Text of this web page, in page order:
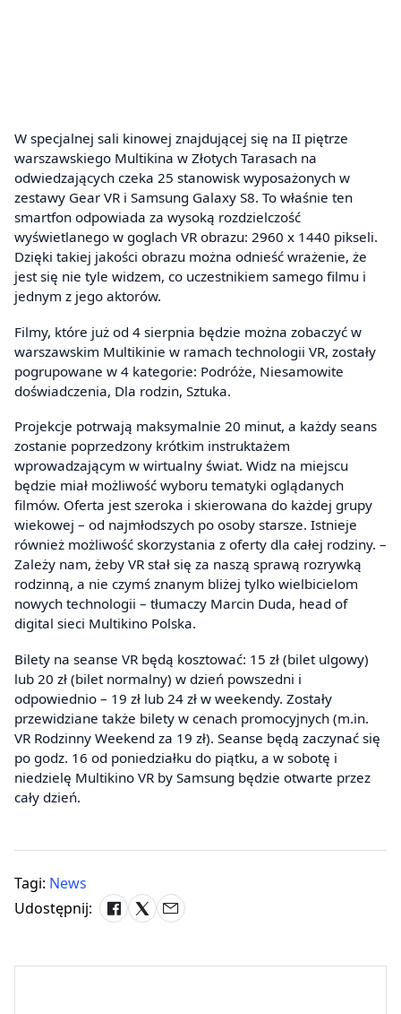
W specjalnej sali kinowej znajdującej się na II piętrze
warszawskiego Multikina w Złotych Tarasach na
odwiedzających czeka 25 stanowisk wyposażonych w
zestawy Gear VR i Samsung Galaxy S8. To właśnie ten
smartfon odpowiada za wysoką rozdzielczość
wyświetlanego w goglach VR obrazu: 2960 x 1440 pikseli.
Dzięki takiej jakości obrazu można odnieść wrażenie, że
jest się nie tyle widzem, co uczestnikiem samego filmu i
jednym z jego aktorów.
Filmy, które już od 4 sierpnia będzie można zobaczyć w
warszawskim Multikinie w ramach technologii VR, zostały
pogrupowane w 4 kategorie: Podróże, Niesamowite
doświadczenia, Dla rodzin, Sztuka.
Projekcje potrwają maksymalnie 20 minut, a każdy seans
zostanie poprzedzony krótkim instruktażem
wprowadzającym w wirtualny świat. Widz na miejscu
będzie miał możliwość wyboru tematyki oglądanych
filmów. Oferta jest szeroka i skierowana do każdej grupy
wiekowej – od najmłodszych po osoby starsze. Istnieje
również możliwość skorzystania z oferty dla całej rodziny. –
Zależy nam, żeby VR stał się za naszą sprawą rozrywką
rodzinną, a nie czymś znanym bliżej tylko wielbicielom
nowych technologii – tłumaczy Marcin Duda, head of
digital sieci Multikino Polska.
Bilety na seanse VR będą kosztować: 15 zł (bilet ulgowy)
lub 20 zł (bilet normalny) w dzień powszedni i
odpowiednio – 19 zł lub 24 zł w weekendy. Zostały
przewidziane także bilety w cenach promocyjnych (m.in.
VR Rodzinny Weekend za 19 zł). Seanse będą zaczynać się
po godz. 16 od poniedziałku do piątku, a w sobotę i
niedzielę Multikino VR by Samsung będzie otwarte przez
cały dzień.
Tagi: News
Udostępnij: